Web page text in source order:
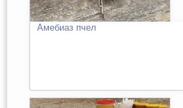
Амебиаз пчел